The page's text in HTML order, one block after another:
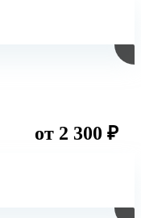
от 2 300 ₽